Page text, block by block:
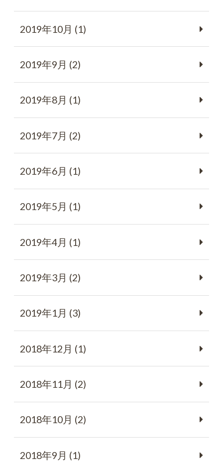
2019年10月 (1)
2019年9月 (2)
2019年8月 (1)
2019年7月 (2)
2019年6月 (1)
2019年5月 (1)
2019年4月 (1)
2019年3月 (2)
2019年1月 (3)
2018年12月 (1)
2018年11月 (2)
2018年10月 (2)
2018年9月 (1)